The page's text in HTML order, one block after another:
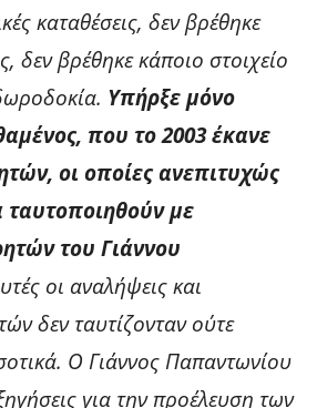
καταθέσεις, δεν βρέθηκε
δεν βρέθηκε κάποιο στοιχείο
Υπήρξε μόνο
που το 2003 έκανε
οι οποίες ανεπιτυχώς
ταυτοποιηθούν με
του Γιάννου
οι αναλήψεις και
δεν ταυτίζονταν ούτε
Ο Γιάννος Παπαντωνίου
για την προέλευση των